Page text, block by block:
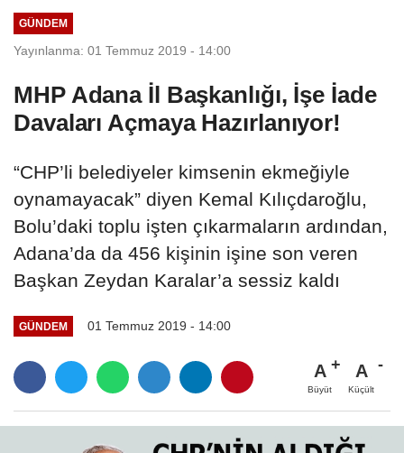
GÜNDEM
Yayınlanma: 01 Temmuz 2019 - 14:00
MHP Adana İl Başkanlığı, İşe İade
Davaları Açmaya Hazırlanıyor!
“CHP’li belediyeler kimsenin ekmeğiyle
oynamayacak” diyen Kemal Kılıçdaroğlu,
Bolu’daki toplu işten çıkarmaların ardından,
Adana’da da 456 kişinin işine son veren
Başkan Zeydan Karalar’a sessiz kaldı
GÜNDEM 01 Temmuz 2019 - 14:00
A
Büyüt
A
Küçült